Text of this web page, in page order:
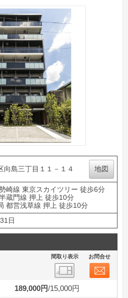
向島三丁目１１－１４ 地図
崎線 東京スカイツリー 徒歩6分
蔵門線 押上 徒歩10分
都営浅草線 押上 徒歩10分
日
間取り表示 お問合せ
189,000円 15,000円